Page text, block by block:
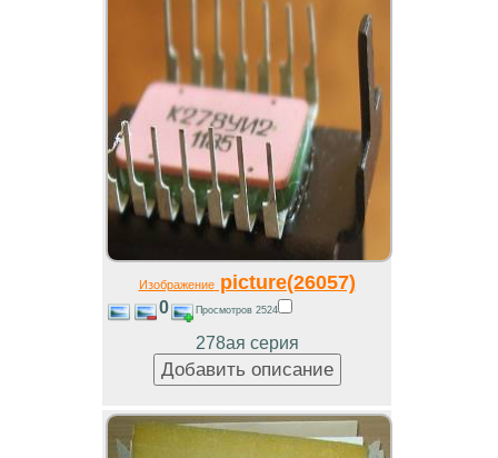
Изображениеpicture(26057)
0 Просмотров 2524
278ая серия